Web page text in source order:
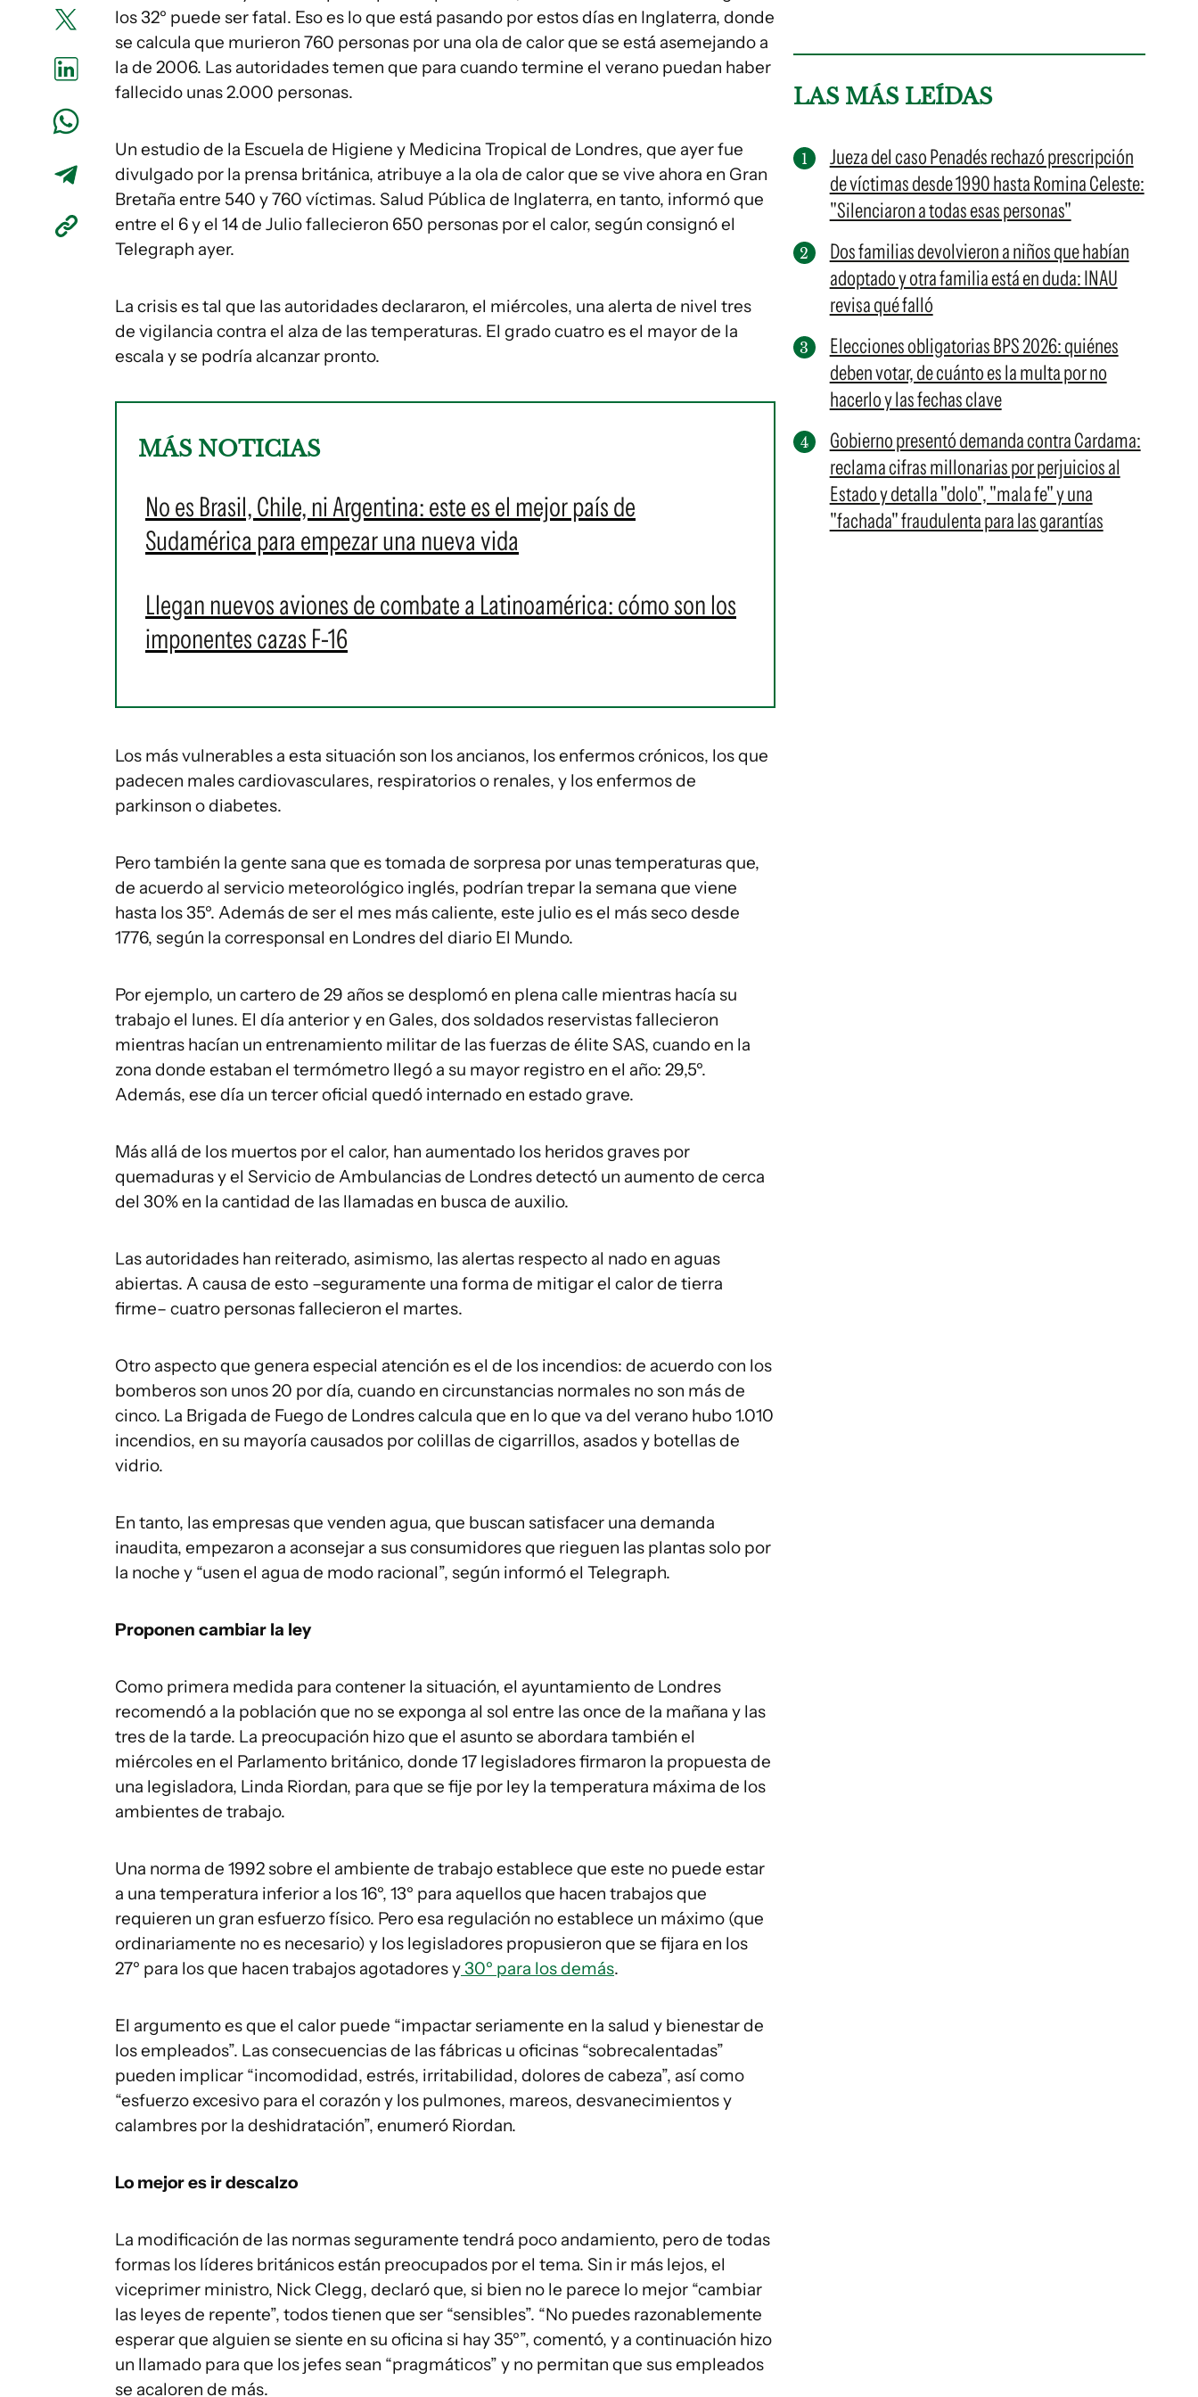
los 32º puede ser fatal. Eso es lo que está pasando por estos días en Inglaterra, donde
se calcula que murieron 760 personas por una ola de calor que se está asemejando a
la de 2006. Las autoridades temen que para cuando termine el verano puedan haber
fallecido unas 2.000 personas.
Un estudio de la Escuela de Higiene y Medicina Tropical de Londres, que ayer fue
divulgado por la prensa británica, atribuye a la ola de calor que se vive ahora en Gran
Bretaña entre 540 y 760 víctimas. Salud Pública de Inglaterra, en tanto, informó que
entre el 6 y el 14 de Julio fallecieron 650 personas por el calor, según consignó el
Telegraph ayer.
La crisis es tal que las autoridades declararon, el miércoles, una alerta de nivel tres
de vigilancia contra el alza de las temperaturas. El grado cuatro es el mayor de la
escala y se podría alcanzar pronto.
MÁS NOTICIAS
No es Brasil, Chile, ni Argentina: este es el mejor país de
Sudamérica para empezar una nueva vida
Llegan nuevos aviones de combate a Latinoamérica: cómo son los
imponentes cazas F-16
Los más vulnerables a esta situación son los ancianos, los enfermos crónicos, los que
padecen males cardiovasculares, respiratorios o renales, y los enfermos de
parkinson o diabetes.
Pero también la gente sana que es tomada de sorpresa por unas temperaturas que,
de acuerdo al servicio meteorológico inglés, podrían trepar la semana que viene
hasta los 35º. Además de ser el mes más caliente, este julio es el más seco desde
1776, según la corresponsal en Londres del diario El Mundo.
Por ejemplo, un cartero de 29 años se desplomó en plena calle mientras hacía su
trabajo el lunes. El día anterior y en Gales, dos soldados reservistas fallecieron
mientras hacían un entrenamiento militar de las fuerzas de élite SAS, cuando en la
zona donde estaban el termómetro llegó a su mayor registro en el año: 29,5º.
Además, ese día un tercer oficial quedó internado en estado grave.
Más allá de los muertos por el calor, han aumentado los heridos graves por
quemaduras y el Servicio de Ambulancias de Londres detectó un aumento de cerca
del 30% en la cantidad de las llamadas en busca de auxilio.
Las autoridades han reiterado, asimismo, las alertas respecto al nado en aguas
abiertas. A causa de esto –seguramente una forma de mitigar el calor de tierra
firme– cuatro personas fallecieron el martes.
Otro aspecto que genera especial atención es el de los incendios: de acuerdo con los
bomberos son unos 20 por día, cuando en circunstancias normales no son más de
cinco. La Brigada de Fuego de Londres calcula que en lo que va del verano hubo 1.010
incendios, en su mayoría causados por colillas de cigarrillos, asados y botellas de
vidrio.
En tanto, las empresas que venden agua, que buscan satisfacer una demanda
inaudita, empezaron a aconsejar a sus consumidores que rieguen las plantas solo por
la noche y “usen el agua de modo racional”, según informó el Telegraph.
Proponen cambiar la ley
Como primera medida para contener la situación, el ayuntamiento de Londres
recomendó a la población que no se exponga al sol entre las once de la mañana y las
tres de la tarde. La preocupación hizo que el asunto se abordara también el
miércoles en el Parlamento británico, donde 17 legisladores firmaron la propuesta de
una legisladora, Linda Riordan, para que se fije por ley la temperatura máxima de los
ambientes de trabajo.
Una norma de 1992 sobre el ambiente de trabajo establece que este no puede estar
a una temperatura inferior a los 16º, 13º para aquellos que hacen trabajos que
requieren un gran esfuerzo físico. Pero esa regulación no establece un máximo (que
ordinariamente no es necesario) y los legisladores propusieron que se fijara en los
27º para los que hacen trabajos agotadores y30º para los demás.
El argumento es que el calor puede “impactar seriamente en la salud y bienestar de
los empleados”. Las consecuencias de las fábricas u oficinas “sobrecalentadas”
pueden implicar “incomodidad, estrés, irritabilidad, dolores de cabeza”, así como
“esfuerzo excesivo para el corazón y los pulmones, mareos, desvanecimientos y
calambres por la deshidratación”, enumeró Riordan.
Lo mejor es ir descalzo
La modificación de las normas seguramente tendrá poco andamiento, pero de todas
formas los líderes británicos están preocupados por el tema. Sin ir más lejos, el
viceprimer ministro, Nick Clegg, declaró que, si bien no le parece lo mejor “cambiar
las leyes de repente”, todos tienen que ser “sensibles”. “No puedes razonablemente
esperar que alguien se siente en su oficina si hay 35º”, comentó, y a continuación hizo
un llamado para que los jefes sean “pragmáticos” y no permitan que sus empleados
se acaloren de más.
LAS MÁS LEÍDAS
Jueza del caso Penadés rechazó prescripción
de víctimas desde 1990 hasta Romina Celeste:
"Silenciaron a todas esas personas"
Dos familias devolvieron a niños que habían
adoptado y otra familia está en duda: INAU
revisa qué falló
Elecciones obligatorias BPS 2026: quiénes
deben votar, de cuánto es la multa por no
hacerlo y las fechas clave
Gobierno presentó demanda contra Cardama:
reclama cifras millonarias por perjuicios al
Estado y detalla "dolo", "mala fe" y una
"fachada" fraudulenta para las garantías